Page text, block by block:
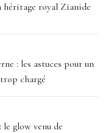
héritage royal Zianide
: les astuces pour un
chargé
glow venu de